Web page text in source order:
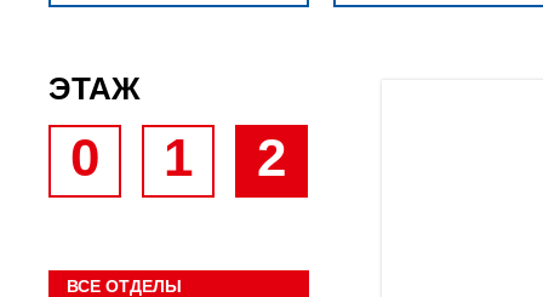
ЭТАЖ
0 1 2
ВСЕ ОТДЕЛЫ